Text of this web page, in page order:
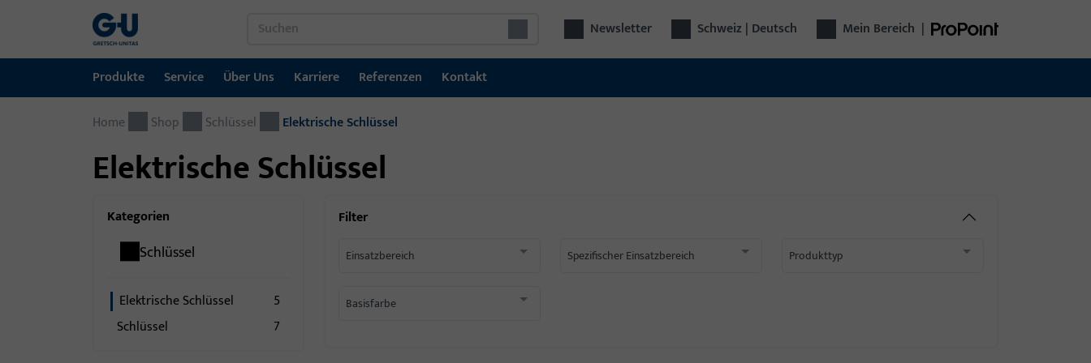
Newsletter Schweiz | Deutsch Mein Bereich |
Produkte
Produkte
Fenstertechnik
Automatische Eingangsysteme
Montagematerial
Service
Service
Downloadportal
Über Uns
Über Uns
GU-Gruppe weltweit
Karriere
Karriere
Jobportal
Referenzen
Referenzen
Kontakt
Kontakt
Home Shop Schlüssel Elektrische Schlüssel
Elektrische Schlüssel
Kategorien
Schlüssel
Elektrische Schlüssel
5
Schlüssel
7
Filter
Einsatzbereich Spezifischer Einsatzbereich Produkttyp
Basisfarbe